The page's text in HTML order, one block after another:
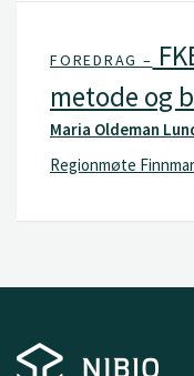
FOREDRAG –
metode og
Maria Oldeman
Regionmøte